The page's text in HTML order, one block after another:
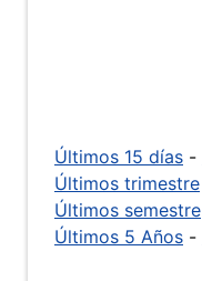
Últimos 15 días -
Últimos trimestre
Últimos semestre
Últimos 5 Años -